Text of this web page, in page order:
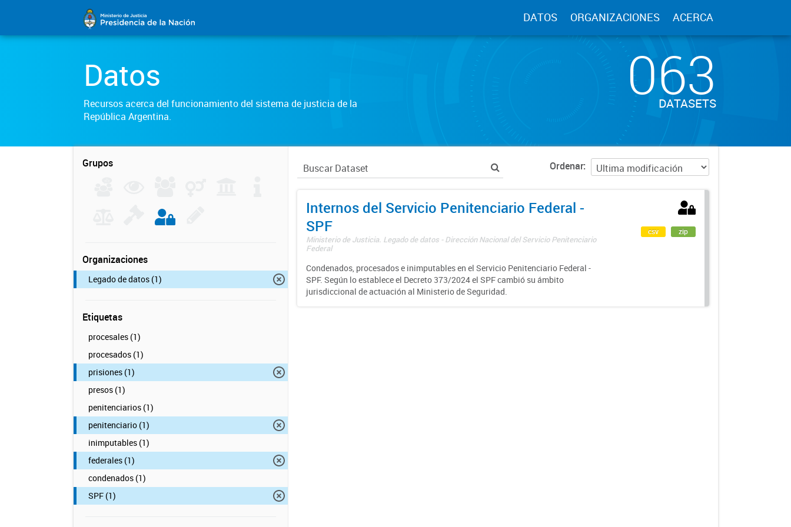
DATOS ORGANIZACIONES ACERCA
Datos
Recursos acerca del funcionamiento del sistema de justicia de la
República Argentina.
063
DATASETS
Grupos
Organizaciones
Legado de datos (1)
Etiquetas
procesales (1)
procesados (1)
prisiones (1)
presos (1)
penitenciarios (1)
penitenciario (1)
inimputables (1)
federales (1)
condenados (1)
SPF (1)
Ordenar
Internos del Servicio Penitenciario Federal -
SPF
Ministerio de Justicia. Legado de datos - Dirección Nacional del Servicio Penitenciario
Federal
Condenados, procesados e inimputables en el Servicio Penitenciario Federal -
SPF. Según lo establece el Decreto 373/2024 el SPF cambió su ámbito
jurisdiccional de actuación al Ministerio de Seguridad.
csv zip